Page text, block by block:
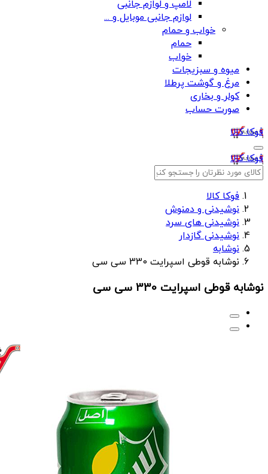
لامپ و لوازم جانبی
لوازم جانبی موبایل و ...
خواب و حمام
حمام
خواب
میوه و سبزیجات
مرغ و گوشت پرطلا
کولر و بخاری
صورت حساب
فوکا کالا
فوکا کالا
فوکا کالا
نوشیدنی و دمنوش
نوشیدنی های سرد
نوشیدنی گازدار
نوشابه
نوشابه قوطی اسپرایت 330 سی سی
نوشابه قوطی اسپرایت 330 سی سی